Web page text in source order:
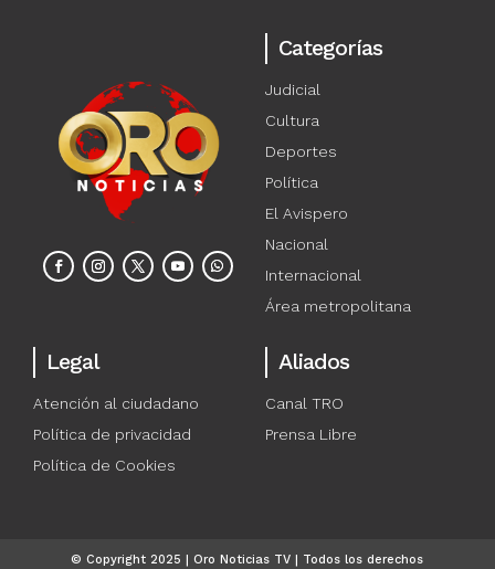
Categorías
Judicial
Cultura
Deportes
Política
El Avispero
Nacional
Internacional
Área metropolitana
Legal
Atención al ciudadano
Política de privacidad
Política de Cookies
Aliados
Canal TRO
Prensa Libre
© Copyright 2025 | Oro Noticias TV | Todos los derechos